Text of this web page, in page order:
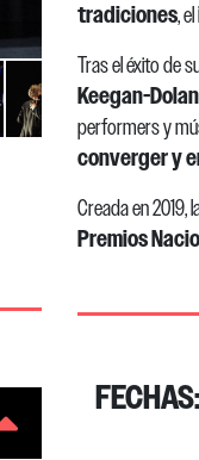
tradiciones, el
Tras el éxito de
Keegan-Dolan
performers y
converger y
Creada en 2019,
Premios
FECHAS: